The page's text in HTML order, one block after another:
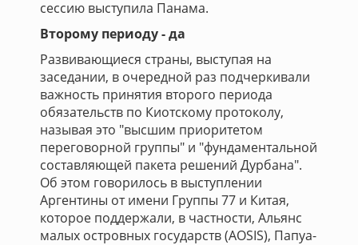
сессию выступила Панама.
Второму периоду - да
Развивающиеся страны, выступая на
заседании, в очередной раз подчеркивали
важность принятия второго периода
обязательств по Киотскому протоколу,
называя это "высшим приоритетом
переговорной группы" и "фундаментальной
составляющей пакета решений Дурбана".
Об этом говорилось в выступлении
Аргентины от имени Группы 77 и Китая,
которое поддержали, в частности, Альянс
малых островных государств (AOSIS), Папуа-